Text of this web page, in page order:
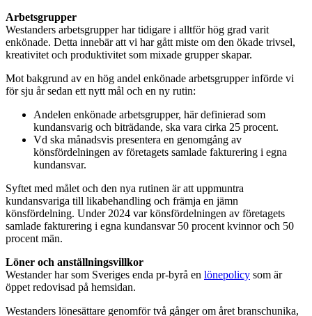
Arbetsgrupper
Westanders arbetsgrupper har tidigare i alltför hög grad varit
enkönade. Detta innebär att vi har gått miste om den ökade trivsel,
kreativitet och produktivitet som mixade grupper skapar.
Mot bakgrund av en hög andel enkönade arbetsgrupper införde vi
för sju år sedan ett nytt mål och en ny rutin:
Andelen enkönade arbetsgrupper, här definierad som
kundansvarig och biträdande, ska vara cirka 25 procent.
Vd ska månadsvis presentera en genomgång av
könsfördelningen av företagets samlade fakturering i egna
kundansvar.
Syftet med målet och den nya rutinen är att uppmuntra
kundansvariga till likabehandling och främja en jämn
könsfördelning. Under 2024 var könsfördelningen av företagets
samlade fakturering i egna kundansvar 50 procent kvinnor och 50
procent män.
Löner och anställningsvillkor
Westander har som Sveriges enda pr-byrå en lönepolicy som är
öppet redovisad på hemsidan.
Westanders lönesättare genomför två gånger om året branschunika,